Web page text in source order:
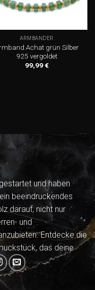
ARMBÄNDER
Achat grün Silber
925 vergoldet
99,99€
und haben
beeindruckendes
darauf, nicht nur
und
Entdecke die
das deine